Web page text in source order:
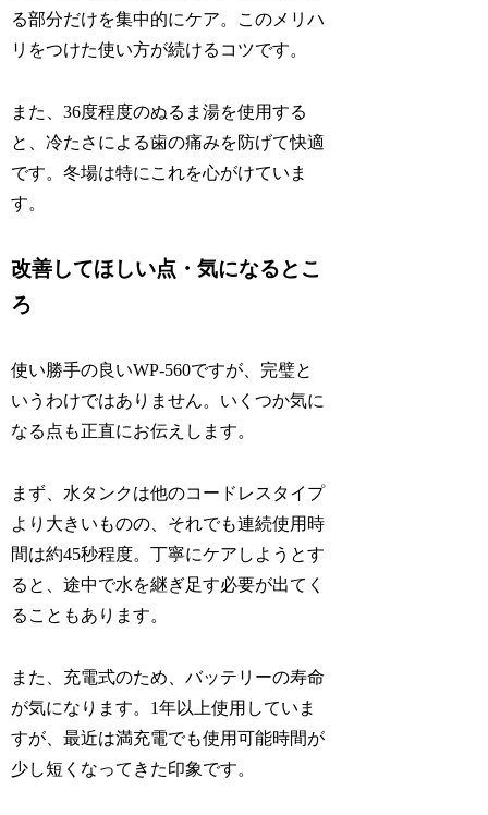
る部分だけを集中的にケア。このメリハ
リをつけた使い方が続けるコツです。
また、36度程度のぬるま湯を使用する
と、冷たさによる歯の痛みを防げて快適
です。冬場は特にこれを心がけていま
す。
改善してほしい点・気になるとこ
ろ
使い勝手の良いWP-560ですが、完璧と
いうわけではありません。いくつか気に
なる点も正直にお伝えします。
まず、水タンクは他のコードレスタイプ
より大きいものの、それでも連続使用時
間は約45秒程度。丁寧にケアしようとす
ると、途中で水を継ぎ足す必要が出てく
ることもあります。
また、充電式のため、バッテリーの寿命
が気になります。1年以上使用していま
すが、最近は満充電でも使用可能時間が
少し短くなってきた印象です。